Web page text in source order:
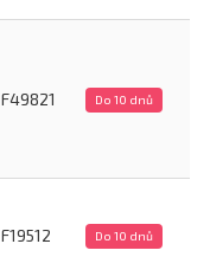
F49821 Do 10 dnů
F19512 Do 10 dnů